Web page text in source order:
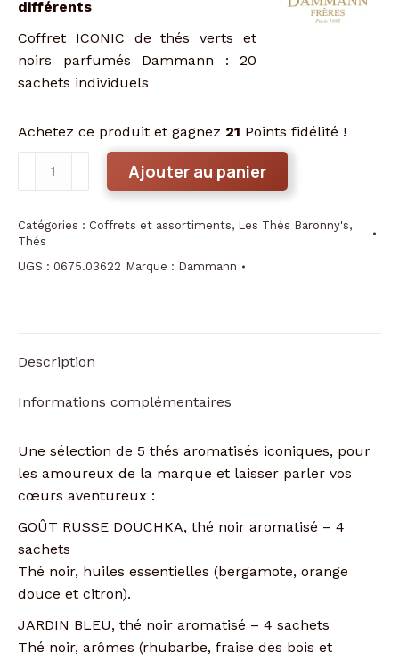
différents
Coffret ICONIC de thés verts et
noirs parfumés Dammann : 20
sachets individuels
Achetez ce produit et gagnez 21 Points fidélité !
de
thés
iconiques
Ajouter au panier
Catégories : Coffrets et assortiments, Les Thés Baronny's,
Thés
UGS : 0675.03622 Marque : Dammann
Description
Informations complémentaires
Une sélection de 5 thés aromatisés iconiques, pour
les amoureux de la marque et laisser parler vos
cœurs aventureux :
GOÛT RUSSE DOUCHKA, thé noir aromatisé – 4
sachets
Thé noir, huiles essentielles (bergamote, orange
douce et citron).
JARDIN BLEU, thé noir aromatisé – 4 sachets
Thé noir, arômes (rhubarbe, fraise des bois et